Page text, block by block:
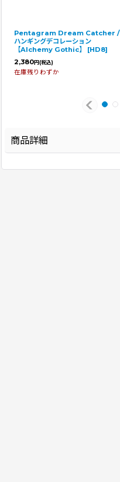
Pentagram Dream Catcher /
ハンギングデコレーション
【Alchemy Gothic】
[HD8]
2,380円 (税込)
在庫残りわずか
商品詳細
登録年